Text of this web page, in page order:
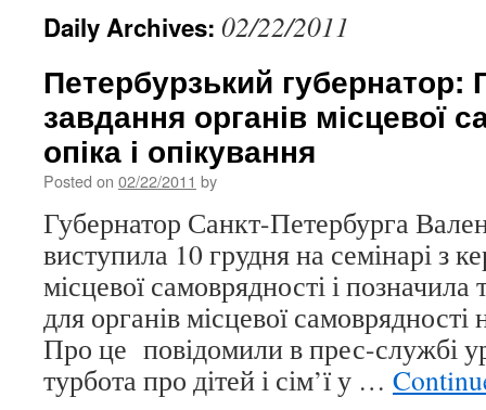
content
Daily Archives: 02/22/2011
Петербурзький губернатор:
завдання органів місцевої
опіка і опікування
Posted on 02/22/2011 by
Губернатор Санкт-Петербурга
виступила 10 грудня на семінарі з
місцевої самоврядності і позначила
для органів місцевої
Про це повідомили в прес-службі
турбота про дітей і сім’ї у …